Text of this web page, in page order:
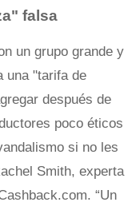
falsa
un grupo grande y
una "tarifa de
después de
poco éticos
si no les
Smith, experta
“Un